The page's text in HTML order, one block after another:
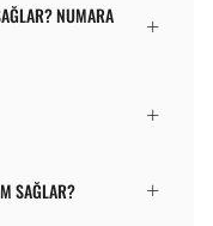
NUMARA
SAĞLAR?